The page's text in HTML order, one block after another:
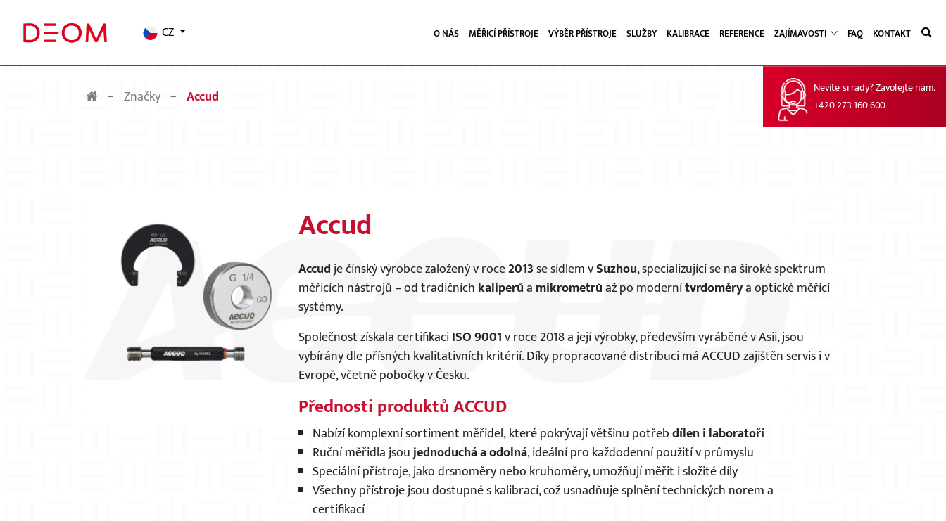
Nevíte si rady? Zavolejte nám.
+420 273 160 600
CZ O NÁS MĚŘICÍ PŘÍSTROJE VÝBĚR PŘÍSTROJE SLUŽBY KALIBRACE REFERENCE ZAJÍMAVOSTI FAQ KONTAKT
Značky Accud
Accud
Accudje čínský výrobce založený v roce2013se sídlem vSuzhou, specializující se na široké spektrum
měřicích nástrojů – od tradičních kaliperůa mikrometrůaž po modernítvrdoměrya optické měřící
systémy.
Společnost získala certifikaciISO 9001v roce 2018 a její výrobky, především vyráběné v Asii, jsou
vybírány dle přísných kvalitativních kritérií. Díky propracované distribuci má ACCUD zajištěn servis i v
Evropě, včetně pobočky v Česku.
Přednosti produktů ACCUD
Nabízí komplexní sortiment měřidel, které pokrývají většinu potřebdílen i laboratoří
Ruční měřidla jsoujednoduchá a odolná, ideální pro každodenní použití v průmyslu
Speciální přístroje, jako drsnoměry nebo kruhoměry, umožňují měřit i složité díly
Všechny přístroje jsou dostupné s kalibrací, což usnadňuje splnění technických norem a
certifikací